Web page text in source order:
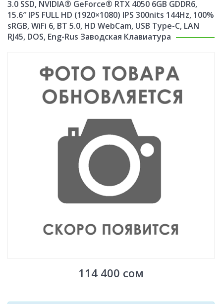
3.0 SSD, NVIDIA® GeForce® RTX 4050 6GB GDDR6,
15.6″ IPS FULL HD (1920×1080) IPS 300nits 144Hz, 100%
sRGB, WiFi 6, BT 5.0, HD WebCam, USB Type-C, LAN
RJ45, DOS, Eng-Rus Заводская Клавиатура
114 400 сом